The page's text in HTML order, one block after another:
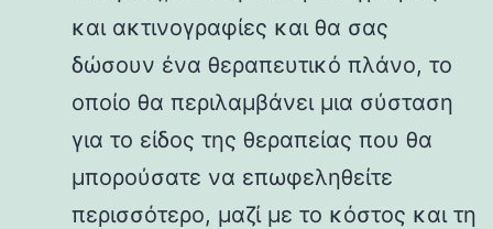
και ακτινογραφίες και θα σας
δώσουν ένα θεραπευτικό πλάνο, το
οποίο θα περιλαμβάνει μια σύσταση
για το είδος της θεραπείας που θα
μπορούσατε να επωφεληθείτε
περισσότερο, μαζί με το κόστος και τη